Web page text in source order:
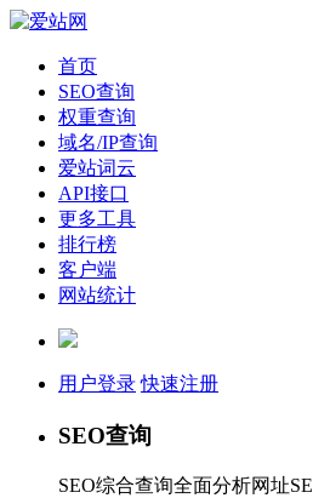
首页
SEO查询
权重查询
域名/IP查询
爱站词云
API接口
更多工具
排行榜
客户端
网站统计
用户登录 快速注册
SEO查询
SEO综合查询全面分析网址